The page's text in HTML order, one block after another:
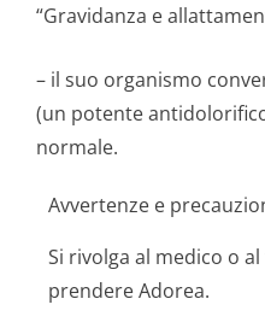
“Gravidanza e
– il suo organismo
(un potente
normale.
Avvertenze e
Si rivolga al medico o
prendere Adorea.